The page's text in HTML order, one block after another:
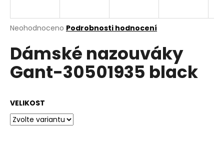
Průměrné
produktu
je
0,0
z
Neohodnoceno Podrobnosti hodnocení
Dámské nazouváky
Gant-30501935 black
VELIKOST
j
t
?